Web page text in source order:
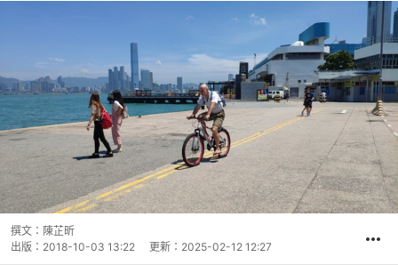
撰文： 陳芷昕
出版： 2018-10-03 13:22 更新： 2025-02-12 12:27